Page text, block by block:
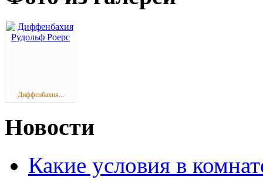
Диффенбахия...
Новости
Какие условия в